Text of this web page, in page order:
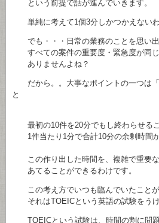
という前提で話が進んでいきます。
単純に考えて1個3分しかつかえないわ
でも・・・日常の業務のことを思い出
すべての案件の重要度・緊急度が同じ
ありませんよね？
だから。。大事なポイントの一つは「
と
最初の10件を20分でもし終わらせる
1件当たり1分で合計10分の余剰時間が
この作り出した時間を、複雑で重要な
あてることができるわけです。
この考え方でいつも臨んでいたことが
それはTOEICという英語の試験をうけ
TOEICという試験は、時間の割に問